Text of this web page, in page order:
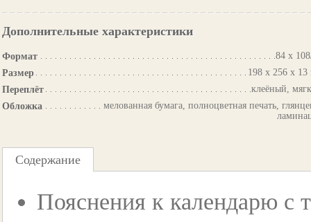
Дополнительные характеристики
Формат
84 х
Размер
198 х 256 х
Переплёт
клеёный,
Обложка
мелованная бумага, полноцветная печать,
Содержание
Пояснения к календарю с